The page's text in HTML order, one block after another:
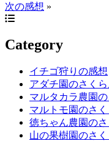
次の感想 »
Category
イチゴ狩りの感想
アダチ園のさく
マルタカラ農園
マルトモ園のさ
徳ちゃん農園の
山の果樹園のさ